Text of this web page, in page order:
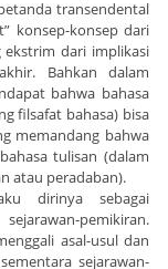
transendental
konsep-konsep dari
dari implikasi
Bahkan dalam
bahwa bahasa
filsafat bahasa) bisa
memandang bahwa
tulisan (dalam
atau peradaban).
dirinya sebagai
pemikiran.
asal-usul dan
sejarawan-